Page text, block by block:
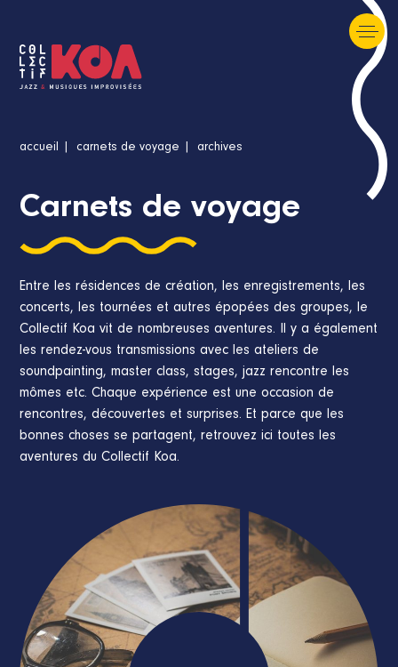
accueil carnets de voyage archives
Carnets de voyage
Entre les résidences de création, les enregistrements, les
concerts, les tournées et autres épopées des groupes, le
Collectif Koa vit de nombreuses aventures. Il y a également
les rendez-vous transmissions avec les ateliers de
soundpainting, master class, stages, jazz rencontre les
mômes etc. Chaque expérience est une occasion de
rencontres, découvertes et surprises. Et parce que les
bonnes choses se partagent, retrouvez ici toutes les
aventures du Collectif Koa.